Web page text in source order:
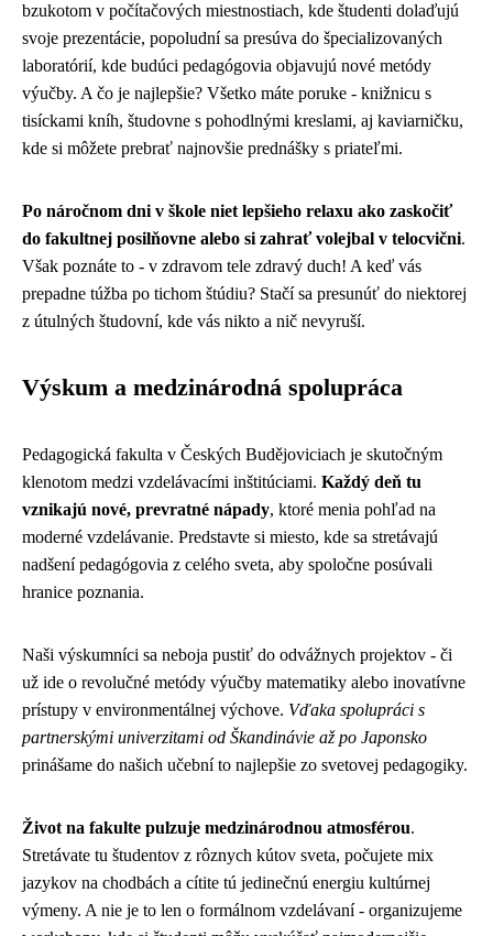
bzukotom v počítačových miestnostiach, kde študenti dolaďujú
svoje prezentácie, popoludní sa presúva do špecializovaných
laboratórií, kde budúci pedagógovia objavujú nové metódy
výučby. A čo je najlepšie? Všetko máte poruke - knižnicu s
tisíckami kníh, študovne s pohodlnými kreslami, aj kaviarničku,
kde si môžete prebrať najnovšie prednášky s priateľmi.
Po náročnom dni v škole niet lepšieho relaxu ako zaskočiť
do fakultnej posilňovne alebo si zahrať volejbal v telocvični.
Však poznáte to - v zdravom tele zdravý duch! A keď vás
prepadne túžba po tichom štúdiu? Stačí sa presunúť do niektorej
z útulných študovní, kde vás nikto a nič nevyruší.
Výskum a medzinárodná spolupráca
Pedagogická fakulta v Českých Budějoviciach je skutočným
klenotom medzi vzdelávacími inštitúciami. Každý deň tu
vznikajú nové, prevratné nápady, ktoré menia pohľad na
moderné vzdelávanie. Predstavte si miesto, kde sa stretávajú
nadšení pedagógovia z celého sveta, aby spoločne posúvali
hranice poznania.
Naši výskumníci sa neboja pustiť do odvážnych projektov - či
už ide o revolučné metódy výučby matematiky alebo inovatívne
prístupy v environmentálnej výchove. Vďaka spolupráci s
partnerskými univerzitami od Škandinávie až po Japonsko
prinášame do našich učební to najlepšie zo svetovej pedagogiky.
Život na fakulte pulzuje medzinárodnou atmosférou.
Stretávate tu študentov z rôznych kútov sveta, počujete mix
jazykov na chodbách a cítite tú jedinečnú energiu kultúrnej
výmeny. A nie je to len o formálnom vzdelávaní - organizujeme